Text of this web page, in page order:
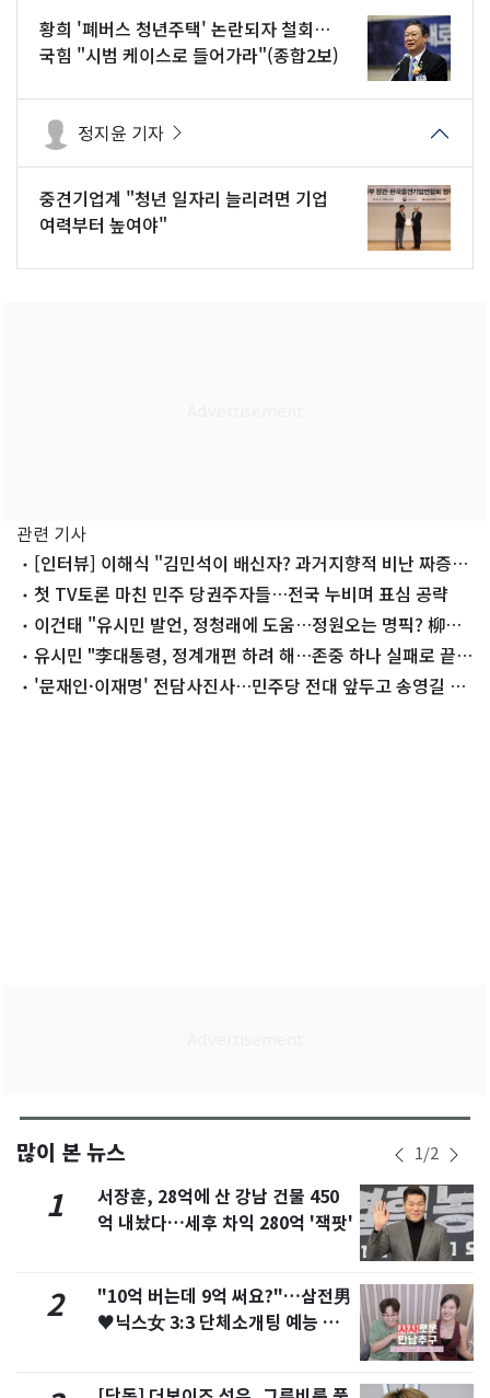
황희 '폐버스 청년주택' 논란되자 철회…
국힘 "시범 케이스로 들어가라"(종합2보)
정지윤 기자
중견기업계 "청년 일자리 늘리려면 기업
여력부터 높여야"
관련 기사
[인터뷰] 이해식 "김민석이 배신자? 과거지향적 비난 짜증날
지경"
첫 TV토론 마친 민주 당권주자들…전국 누비며 표심 공략
이건태 "유시민 발언, 정청래에 도움…정원오는 명픽? 柳도
김어준도 칭찬"
유시민 "李대통령, 정계개편 하려 해…존중 하나 실패로 끝날
것"'문재인·이재명' 전담사진사…민주당 전대 앞두고 송영길 지
많이 본 뉴스 1/2
1
서장훈, 28억에 산 강남 건물 450
억 내놨다…세후 차익 280억 '잭팟'
2
"10억 버는데 9억 써요?"…삼전男
♥닉스女 3:3 단체소개팅 예능 화